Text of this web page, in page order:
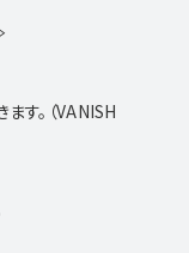
す。（VANISH